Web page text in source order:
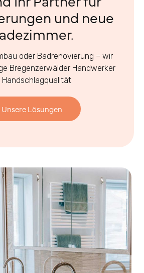
und neue
oder Badrenovierung – wir
Bregenzerwälder Handwerker
Handschlagqualität.
Unsere Lösungen